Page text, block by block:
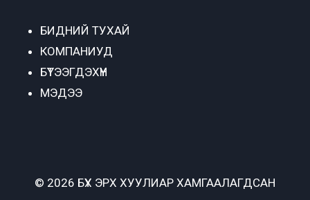
БИДНИЙ ТУХАЙ
КОМПАНИУД
БҮТЭЭГДЭХҮҮН
МЭДЭЭ
© 2026 БҮХ ЭРХ ХУУЛИАР ХАМГААЛАГДСАН